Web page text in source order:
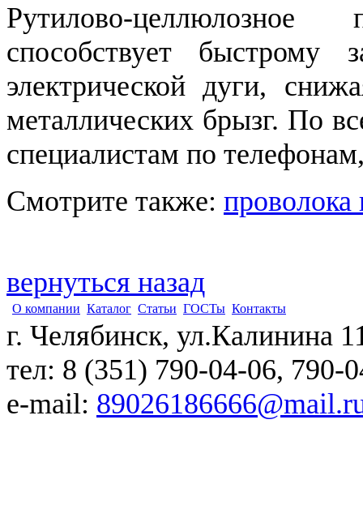
Рутилово-
способствует быстрому
электрической дуги,
металлических брызг. По
специалистам по
Смотрите также:
вернуться назад
О компании Каталог Статьи ГОСТы Контакты
г. Челябинск, ул.Калинина
тел: 8 (351) 790-04-06, 790-
e-mail: